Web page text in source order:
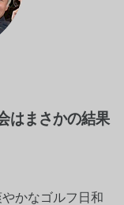
はまさかの結果
かなゴルフ日和